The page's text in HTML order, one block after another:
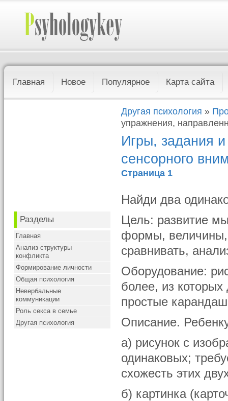
Главная Новое Популярное Карта сайта
Разделы
Главная
Анализ структуры
конфликта
Формирование личности
Общая психология
Невербальные
коммуникации
Роль секса в семье
Другая психология
Другая психология »
упражнения,
Игры, задания
сенсорного
Страница 1
Найди два
Цель: развитие
формы, величины,
сравнивать,
Оборудование:
более, из
простые
Описание.
а) рисунок с
одинаковых;
схожесть этих
б) картинка